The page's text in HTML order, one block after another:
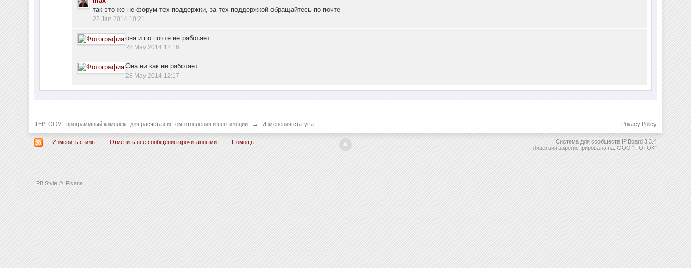
IPB Style © Fisana
так это же не форум тех поддержки, за тех поддержкой обращайтесь по почте
22 Jan 2014 10:21
она и по почте не работает
28 May 2014 12:16
Она ни как не работает
28 May 2014 12:17
TEPLOOV - программный комплекс для расчёта систем отопления и вентиляции → Изменения статуса Privacy Policy
Изменить стиль Отметить все сообщения прочитанными Помощь Система для сообществ IP.Board 3.3.4
Лицензия зарегистрирована на: ООО "ПОТОК"